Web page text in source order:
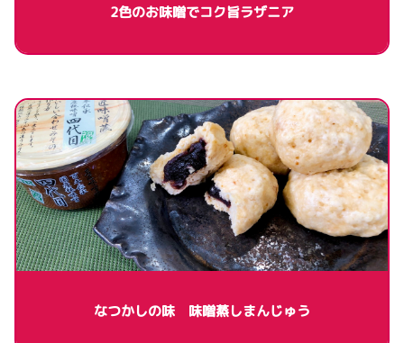
2色のお味噌でコク旨ラザニア
なつかしの味 味噌蒸しまんじゅう